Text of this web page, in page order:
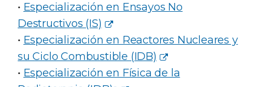
• Especialización en Ensayos No
Destructivos (IS)
• Especialización en Reactores Nucleares y
su Ciclo Combustible (IDB)
• Especialización en Física de la